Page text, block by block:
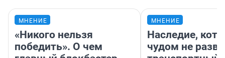
МНЕНИЕ
«Никого нельзя
победить». О чем
МНЕНИЕ
Наследие,
чудом не